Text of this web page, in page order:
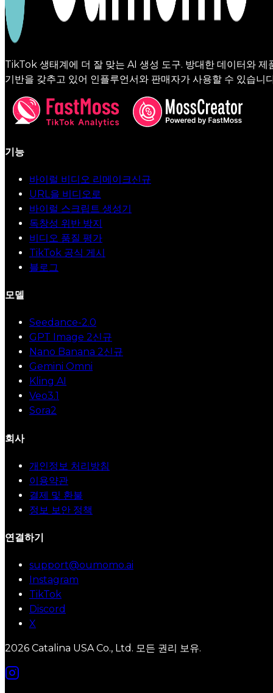
TikTok 생태계에 더 잘 맞는 AI 생성 도구. 방대한 데이터와 제
기반을 갖추고 있어 인플루언서와 판매자가 사용할 수 있습니
기능
바이럴 비디오 리메이크신규
URL을 비디오로
바이럴 스크립트 생성기
독창성 위반 방지
비디오 품질 평가
TikTok 공식 게시
블로그
모델
Seedance-2.0
GPT Image 2신규
Nano Banana 2신규
Gemini Omni
Kling AI
Veo3.1
Sora2
회사
개인정보 처리방침
이용약관
결제 및 환불
정보 보안 정책
연결하기
support@oumomo.ai
Instagram
TikTok
Discord
X
2026 Catalina USA Co., Ltd. 모든 권리 보유.